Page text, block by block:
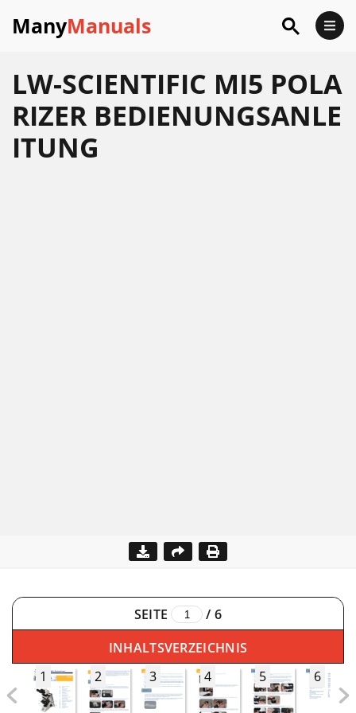
ManyManuals
LW-SCIENTIFIC MI5 POLA
RIZER BEDIENUNGSANLE
ITUNG
SEITE / 6
INHALTSVERZEICHNIS
1
2 3 4 5 6